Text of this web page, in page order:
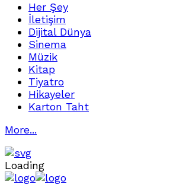
Her Şey
İletişim
Dijital Dünya
Sinema
Müzik
Kitap
Tiyatro
Hikayeler
Karton Taht
More...
Loading